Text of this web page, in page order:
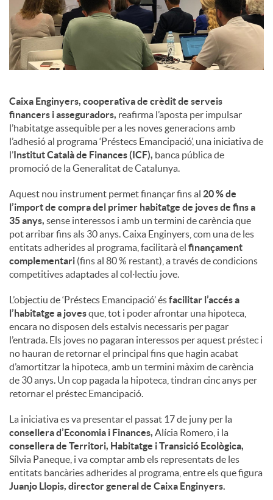
n
g
u
t
s
Caixa Enginyers, cooperativa de crèdit de serveis
financers i asseguradors, reafirma l’aposta per impulsar
l’habitatge assequible per a les noves generacions amb
l’adhesió al programa ‘Préstecs Emancipació’, una iniciativa de
l’Institut Català de Finances (ICF), banca pública de
promoció de la Generalitat de Catalunya.
Aquest nou instrument permet finançar fins al 20 % de
l’import de compra del primer habitatge de joves de fins a
35 anys, sense interessos i amb un termini de carència que
pot arribar fins als 30 anys. Caixa Enginyers, com una de les
entitats adherides al programa, facilitarà el finançament
complementari (fins al 80 % restant), a través de condicions
competitives adaptades al col·lectiu jove.
L’objectiu de ‘Préstecs Emancipació’ ésfacilitar l’accés a
l’habitatge a jovesque, tot i poder afrontar una hipoteca,
encara no disposen dels estalvis necessaris per pagar
l’entrada. Els joves no pagaran interessos per aquest préstec i
no hauran de retornar el principal fins que hagin acabat
d’amortitzar la hipoteca, amb un termini màxim de carència
de 30 anys. Un cop pagada la hipoteca, tindran cinc anys per
retornar el préstec Emancipació.
La iniciativa es va presentar el passat 17 de juny per la
consellera d’Economia i Finances, Alícia Romero, i la
consellera de Territori, Habitatge i Transició Ecològica,
Sílvia Paneque, i va comptar amb els representats de les
entitats bancàries adherides al programa, entre els que figura
Juanjo Llopis, director general de Caixa Enginyers.